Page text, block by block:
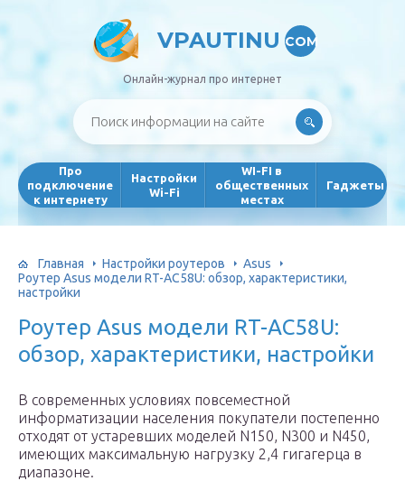
VPAUTINU COM
Онлайн-журнал про интернет
Про
подключение
к интернету
Настройки
Wi-Fi
WI-FI в
общественных
местах
Гаджеты
Главная Настройки роутеров
Asus
Роутер Asus модели RT-AC58U: обзор, характеристики,
настройки
Роутер Asus модели RT-AC58U:
обзор, характеристики, настройки
В современных условиях повсеместной
информатизации населения покупатели постепенно
отходят от устаревших моделей N150, N300 и N450,
имеющих максимальную нагрузку 2,4 гигагерца в
диапазоне.